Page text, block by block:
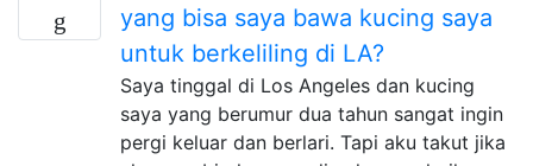
yang bisa saya bawa kucing saya
untuk berkeliling di LA?
Saya tinggal di Los Angeles dan kucing
saya yang berumur dua tahun sangat ingin
pergi keluar dan berlari. Tapi aku takut jika